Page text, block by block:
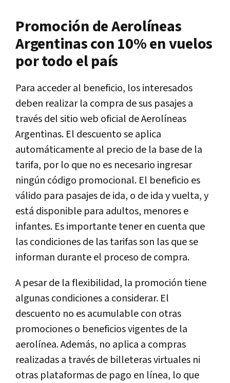
Promoción de Aerolíneas
Argentinas con 10% en vuelos
por todo el país
Para acceder al beneficio, los interesados
deben realizar la compra de sus pasajes a
través del sitio web oficial de Aerolíneas
Argentinas. El descuento se aplica
automáticamente al precio de la base de la
tarifa, por lo que no es necesario ingresar
ningún código promocional. El beneficio es
válido para pasajes de ida, o de ida y vuelta, y
está disponible para adultos, menores e
infantes. Es importante tener en cuenta que
las condiciones de las tarifas son las que se
informan durante el proceso de compra.
A pesar de la flexibilidad, la promoción tiene
algunas condiciones a considerar. El
descuento no es acumulable con otras
promociones o beneficios vigentes de la
aerolínea. Además, no aplica a compras
realizadas a través de billeteras virtuales ni
otras plataformas de pago en línea, lo que